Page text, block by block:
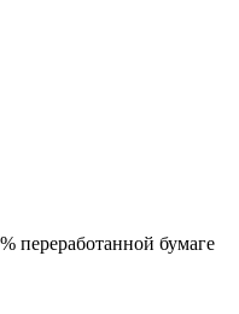
переработанной бумаге